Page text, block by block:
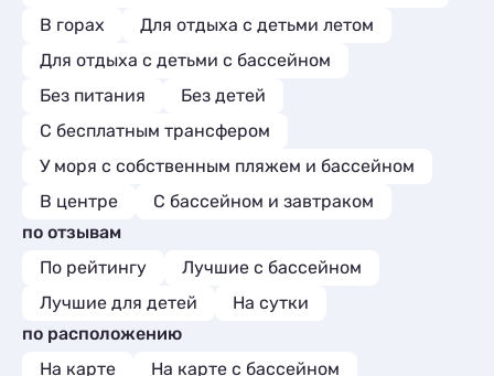
В горах
Для отдыха с детьми летом
Для отдыха с детьми с бассейном
Без питания
Без детей
С бесплатным трансфером
У моря с собственным пляжем и бассейном
В центре
С бассейном и завтраком
по отзывам
По рейтингу
Лучшие с бассейном
Лучшие для детей
На сутки
по расположению
На карте
На карте с бассейном